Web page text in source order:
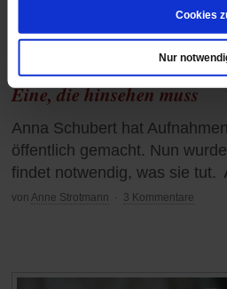
Cookies
Nur
Eine, die hinsehen muss
Anna Schubert hat
öffentlich gemacht. Nun
findet notwendig, was sie tut.
von Anne Strotmann 3 Kommentare